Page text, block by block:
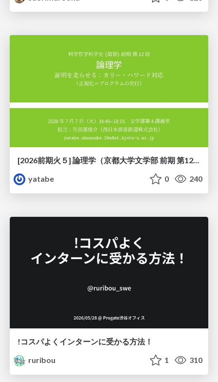
[2026前期火５] 論理学（京都大学文学部 前期 第12回）「証明を走らせる：カリー・ハワード対応」
yatabe
0 240
!コスパよくインターンに受かる方法！
ruribou
1 310